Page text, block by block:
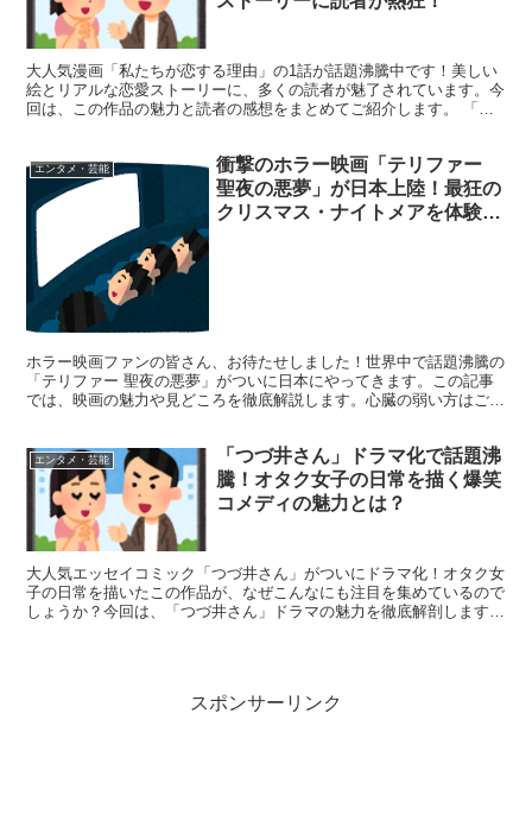
大人気漫画「私たちが恋する理由」の1話が話題沸騰中です！美しい
絵とリアルな恋愛ストーリーに、多くの読者が魅了されています。今
回は、この作品の魅力と読者の感想をまとめてご紹介します。 「私
エンタメ・芸能
衝撃のホラー映画「テリファー
聖夜の悪夢」が日本上陸！最狂の
クリスマス・ナイトメアを体験せ
ホラー映画ファンの皆さん、お待たせしました！世界中で話題沸騰の
「テリファー 聖夜の悪夢」がついに日本にやってきます。この記事
では、映画の魅力や見どころを徹底解説します。心臓の弱い方はご注
エンタメ・芸能
「つづ井さん」ドラマ化で話題沸
騰！オタク女子の日常を描く爆笑
コメディの魅力とは？
大人気エッセイコミック「つづ井さん」がついにドラマ化！オタク女
子の日常を描いたこの作品が、なぜこんなにも注目を集めているので
しょうか？今回は、「つづ井さん」ドラマの魅力を徹底解剖します！
スポンサーリンク